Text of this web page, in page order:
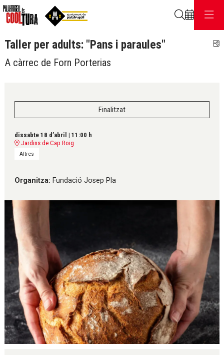
Taller per adults: "Pans i paraules"
A càrrec de Forn Porterias
Finalitzat
dissabte 18 d’abril | 11:00 h
Jardins de Cap Roig
Altres
Organitza: Fundació Josep Pla